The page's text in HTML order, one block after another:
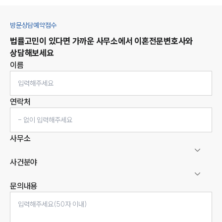
방문상담예약접수
법률고민이 있다면 가까운 사무소에서 이혼전문변호사와
상담해보세요
이름
연락처
사무소
사건분야
문의내용